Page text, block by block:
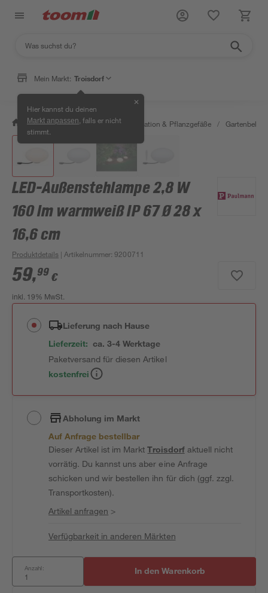
Mein Markt: Troisdorf
Hier kannst du deinen
Markt anpassen , falls er nicht
stimmt.
✕
/ Garten & Freizeit / Gartendekoration & Pflanzgefäße /
LED-Außenstehlampe 2,8 W
160 lm warmweiß IP 67 Ø 28 x
16,6 cm
Produktdetails | Artikelnummer:9200711
59,99 €
inkl. 19% MwSt.
Lieferung nach Hause
Lieferzeit: ca. 3-4 Werktage
Paketversand für diesen Artikel
kostenfrei
Abholung im Markt
Auf Anfrage bestellbar
Dieser Artikel ist im MarktTroisdorfaktuell nicht
vorrätig. Du kannst uns aber eine Anfrage
schicken und wir bestellen ihn für dich (ggf. zzgl.
Transportkosten).
Artikel anfragen >
Verfügbarkeit in anderen Märkten
Anzahl: In den Warenkorb